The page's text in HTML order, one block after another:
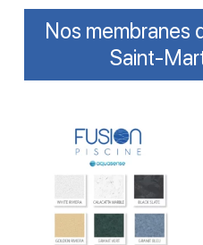
Nos membranes
Saint-